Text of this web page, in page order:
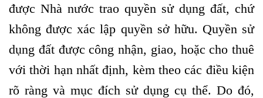
được Nhà nước trao quyền sử dụng đất, chứ
không được xác lập quyền sở hữu. Quyền sử
dụng đất được công nhận, giao, hoặc cho thuê
với thời hạn nhất định, kèm theo các điều kiện
rõ ràng và mục đích sử dụng cụ thể. Do đó,